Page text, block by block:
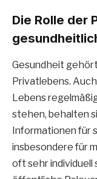
Die Rolle der
Gesundheit
Privatlebens.
Lebens
stehen, behalten
Informationen für
insbesondere für
oft sehr individuell